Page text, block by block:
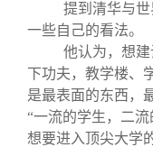
提到清华与世
一些自己的看法。
他认为，想建
下功夫，教学楼、
是最表面的东西，
“一流的学生，二流
想要进入顶尖大学